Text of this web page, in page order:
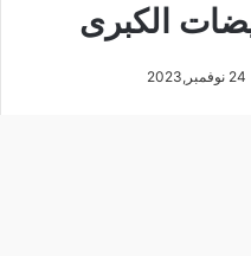
24 نوفمبر,2023